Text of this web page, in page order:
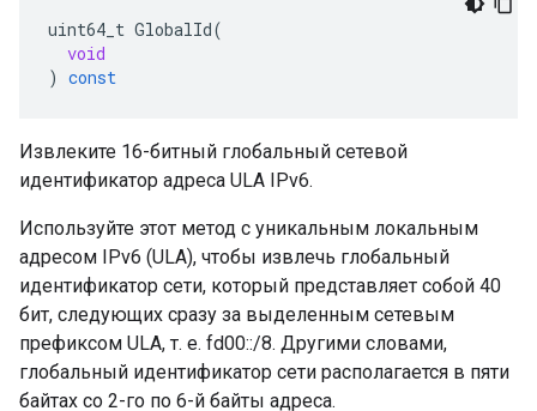
uint64_t GlobalId(
void
) const
Извлеките 16-битный глобальный сетевой
идентификатор адреса ULA IPv6.
Используйте этот метод с уникальным локальным
адресом IPv6 (ULA), чтобы извлечь глобальный
идентификатор сети, который представляет собой 40
бит, следующих сразу за выделенным сетевым
префиксом ULA, т. е. fd00::/8. Другими словами,
глобальный идентификатор сети располагается в пяти
байтах со 2-го по 6-й байты адреса.